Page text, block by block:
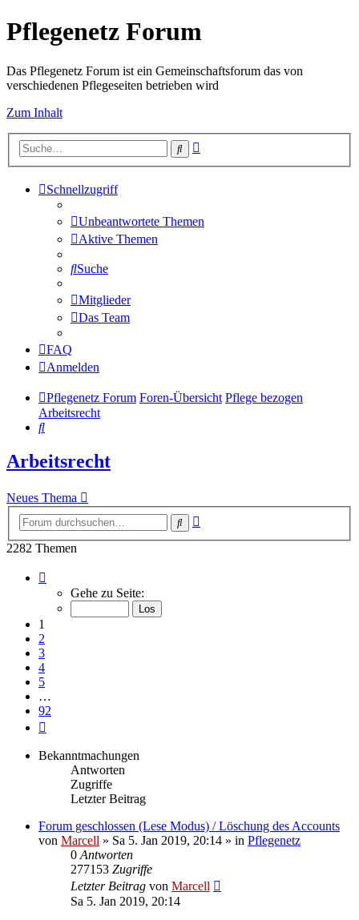
Pflegenetz Forum
Das Pflegenetz Forum ist ein Gemeinschaftsforum das von
verschiedenen Pflegeseiten betrieben wird
Zum Inhalt
Suche
Schnellzugriff
Unbeantwortete Themen
Aktive Themen
Suche
Mitglieder
Das Team
FAQ
Anmelden
Pflegenetz Forum Foren-Übersicht Pflege bezogen
Arbeitsrecht
Suche
Arbeitsrecht
Neues Thema
Suche
2282 Themen
von
Gehe zu Seite:
1
2
3
4
5
…
92
Bekanntmachungen
Antworten
Zugriffe
Letzter Beitrag
Forum geschlossen (Lese Modus) / Löschung des Accounts
von Marcell » Sa 5. Jan 2019, 20:14 » in Pflegenetz
0 Antworten
277153 Zugriffe
Letzter Beitrag von Marcell
Sa 5. Jan 2019, 20:14